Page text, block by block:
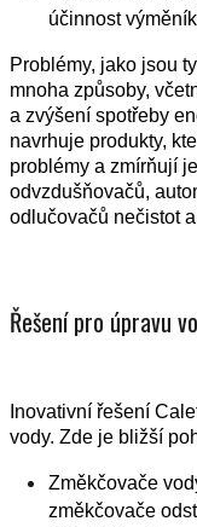
účinnost
Problémy, jako jsou
mnoha způsoby,
a zvýšení spotřeby
navrhuje produkty,
problémy a zmírňují
odvzdušňovačů,
odlučovačů nečistot
Řešení pro úpravu
Inovativní řešení
vody. Zde je bližší
Změkčovače
změkčovače